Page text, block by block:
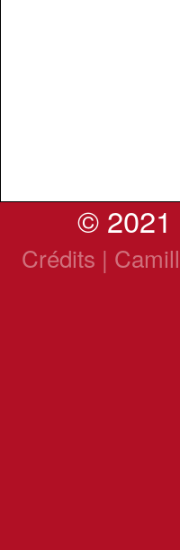
© 2021
Crédits |